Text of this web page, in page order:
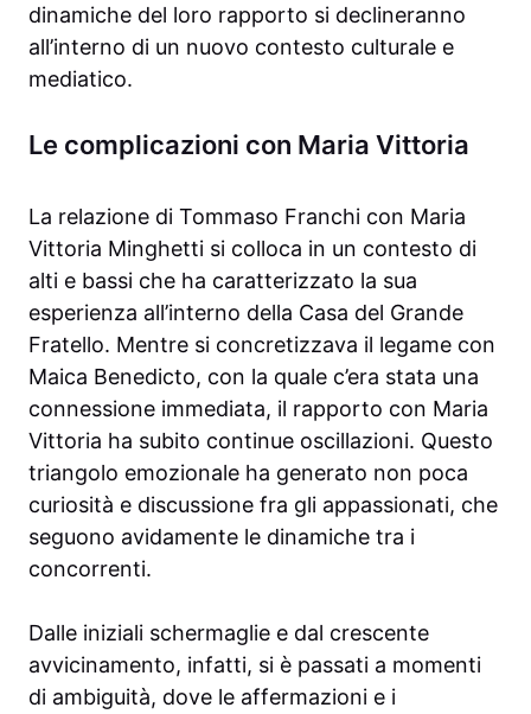
dinamiche del loro rapporto si declineranno
all’interno di un nuovo contesto culturale e
mediatico.
Le complicazioni con Maria Vittoria
La relazione di Tommaso Franchi con Maria
Vittoria Minghetti si colloca in un contesto di
alti e bassi che ha caratterizzato la sua
esperienza all’interno della Casa del Grande
Fratello. Mentre si concretizzava il legame con
Maica Benedicto, con la quale c’era stata una
connessione immediata, il rapporto con Maria
Vittoria ha subito continue oscillazioni. Questo
triangolo emozionale ha generato non poca
curiosità e discussione fra gli appassionati, che
seguono avidamente le dinamiche tra i
concorrenti.
Dalle iniziali schermaglie e dal crescente
avvicinamento, infatti, si è passati a momenti
di ambiguità, dove le affermazioni e i